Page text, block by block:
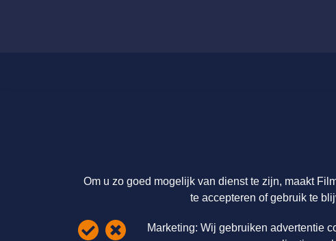
FAQ Overview Page
Cookie informatie
Disclaimer
Om u zo goed mogelijk van dienst te zijn, maakt
te accepteren of gebruik te
Marketing: Wij gebruiken advertentie